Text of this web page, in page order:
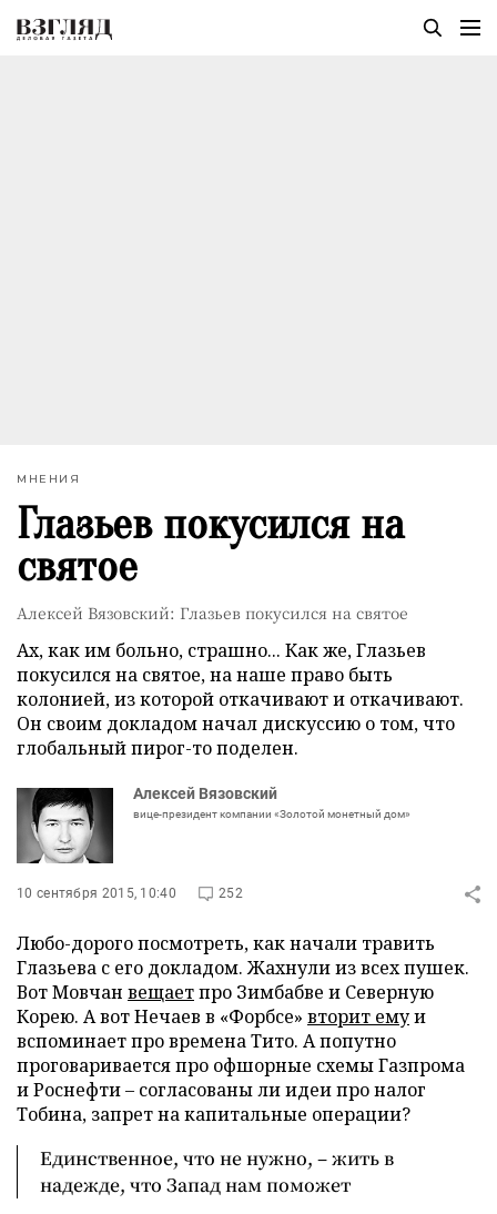
МНЕНИЯ
Глазьев покусился на
святое
Алексей Вязовский: Глазьев покусился на святое
Ах, как им больно, страшно... Как же, Глазьев
покусился на святое, на наше право быть
колонией, из которой откачивают и откачивают.
Он своим докладом начал дискуссию о том, что
глобальный пирог-то поделен.
Алексей Вязовский
вице-президент компании «Золотой монетный дом»
10 сентября 2015, 10:40 252
Любо-дорого посмотреть, как начали травить
Глазьева с его докладом. Жахнули из всех пушек.
Вот Мовчан вещаетпро Зимбабве и Северную
Корею. А вот Нечаев в «Форбсе» вторит емуи
вспоминает про времена Тито. А попутно
проговаривается про офшорные схемы Газпрома
и Роснефти – согласованы ли идеи про налог
Тобина, запрет на капитальные операции?
Единственное, что не нужно, – жить в
надежде, что Запад нам поможет